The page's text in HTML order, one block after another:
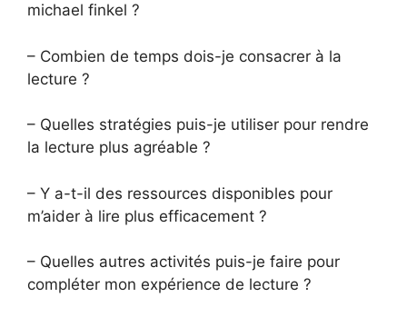
michael finkel ?
– Combien de temps dois-je consacrer à la
lecture ?
– Quelles stratégies puis-je utiliser pour rendre
la lecture plus agréable ?
– Y a-t-il des ressources disponibles pour
m’aider à lire plus efficacement ?
– Quelles autres activités puis-je faire pour
compléter mon expérience de lecture ?